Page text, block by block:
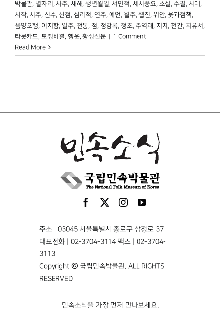
박물관, 별자리 , 사주, 새해 , 생년월일, 서민적, 세시풍요, 소설, 수필, 시대 ,
시작, 시주, 신수, 신점, 심리적, 연주, 예언, 월주, 웹진, 위안, 윷과점책,
음양오행, 이지함, 일주, 전통, 점, 정감록, 정초, 주역괘 , 지지 , 천간, 치유서 ,
타롯카드, 토정비결, 행운, 황성신문
1 Comment
Read More
주소 | 03045 서울특별시 종로구 삼청로 37
대표전화 | 02-3704-3114 팩스 | 02-3704-
3113
Copyright © 국립민속박물관. ALL RIGHTS
RESERVED
민속소식을 가장 먼저 만나보세요.